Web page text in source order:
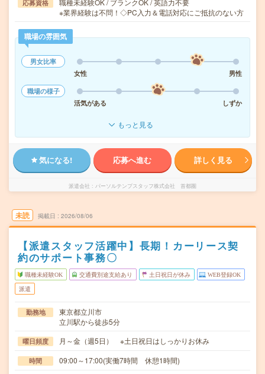
応募資格
職種未経験OK / ブランクOK / 英語力不要
※業界経験は不問！◇PC入力＆電話対応にご抵抗のない方
職場の雰囲気
男女比率
女性
男性
職場の様子
活気がある
しずか
もっと見る
気になる! 応募へ進む 詳しく見る
派遣会社 パーソルテンプスタッフ株式会社 首都圏
未読 掲載日 2026/08/06
【派遣スタッフ活躍中】長期！カーリース契
約のサポート事務〇
職種未経験OK 交通費別途支給あり 土日祝日が休み WEB登録OK
派遣
勤務地
東京都立川市
立川駅から徒歩5分
曜日頻度 月～金（週5日） ※土日祝日はしっかりお休み
時間 09:00～17:00(実働7時間 休憩1時間)